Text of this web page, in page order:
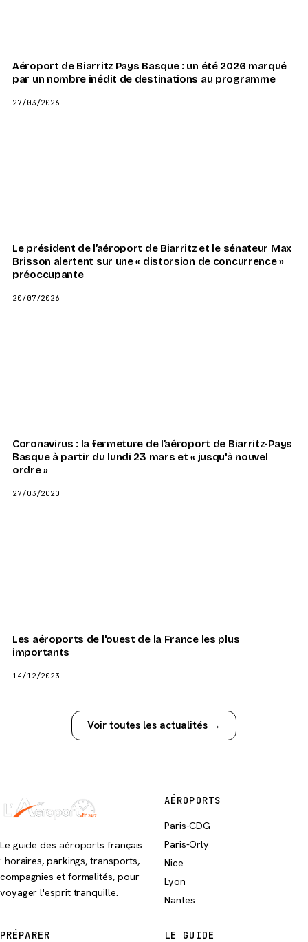
Aéroport de Biarritz Pays Basque : un été 2026 marqué
par un nombre inédit de destinations au programme
27/03/2026
Le président de l’aéroport de Biarritz et le sénateur Max
Brisson alertent sur une « distorsion de concurrence »
préoccupante
20/07/2026
Coronavirus : la fermeture de l’aéroport de Biarritz-Pays
Basque à partir du lundi 23 mars et « jusqu'à nouvel
ordre »
27/03/2020
Les aéroports de l'ouest de la France les plus
importants
14/12/2023
Voir toutes les actualités →
Le guide des aéroports français
: horaires, parkings, transports,
compagnies et formalités, pour
voyager l'esprit tranquille.
AÉROPORTS
Paris-CDG
Paris-Orly
Nice
Lyon
Nantes
PRÉPARER LE GUIDE